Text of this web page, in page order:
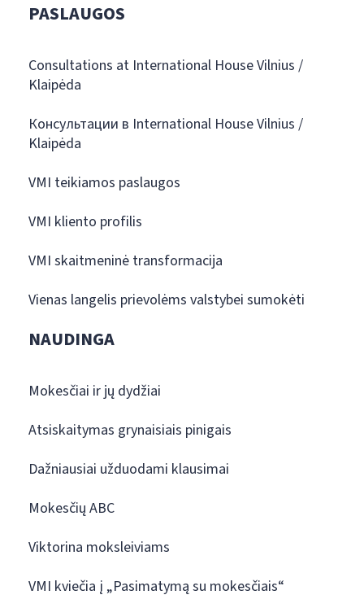
PASLAUGOS
Consultations at International House Vilnius /
Klaipėda
Консультации в International House Vilnius /
Klaipėda
VMI teikiamos paslaugos
VMI kliento profilis
VMI skaitmeninė transformacija
Vienas langelis prievolėms valstybei sumokėti
NAUDINGA
Mokesčiai ir jų dydžiai
Atsiskaitymas grynaisiais pinigais
Dažniausiai užduodami klausimai
Mokesčių ABC
Viktorina moksleiviams
VMI kviečia į „Pasimatymą su mokesčiais“